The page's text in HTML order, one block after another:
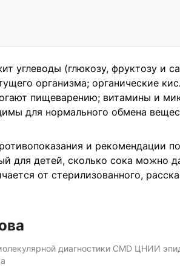
углеводы (глюкозу, фруктозу и
организма; органические
пищеварению; витамины и
для нормального обмена
и рекомендации
для детей, сколько сока можно
от стерилизованного,
диагностики CMD ЦНИИ